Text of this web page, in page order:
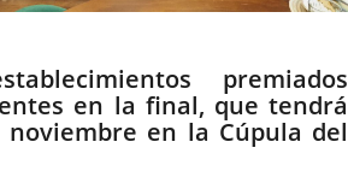
premiados
en la final, que tendrá
en la Cúpula del